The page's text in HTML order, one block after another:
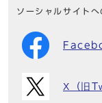
ソーシャルサイト
X（旧